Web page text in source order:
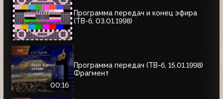
Программа передач и конец эфира
(ТВ-6, 03.01.1998)
00:16
Программа передач (ТВ-6, 15.01.1998)
Фрагмент